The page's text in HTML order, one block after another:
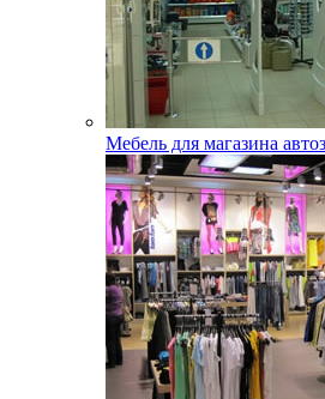
Мебель для магазина